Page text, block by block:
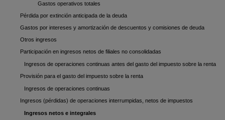
Gastos operativos totales
Pérdida por extinción anticipada de la deuda
Gastos por intereses y amortización de descuentos y comisiones de deuda
Otros ingresos
Participación en ingresos netos de filiales no consolidadas
Ingresos de operaciones continuas antes del gasto del impuesto sobre la renta
Provisión para el gasto del impuesto sobre la renta
Ingresos de operaciones continuas
Ingresos (pérdidas) de operaciones interrumpidas, netos de impuestos
Ingresos netos e integrales